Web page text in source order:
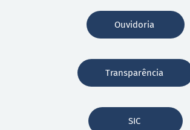
Ouvidoria
Transparência
SIC